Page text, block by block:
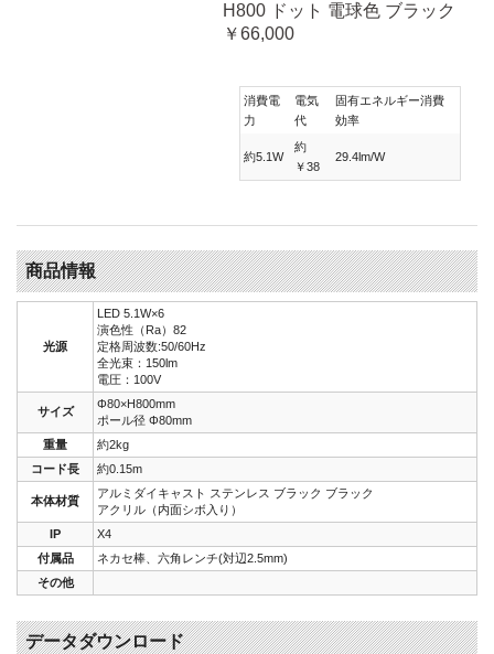
H800 ドット 電球色 ブラック
￥66,000
消費電
力
電気
代
固有エネルギー消費
効率
約5.1W
約
￥38
29.4lm/W
商品情報
光源
LED 5.1W×6
演色性（Ra）82
定格周波数:50/60Hz
全光束：150lm
電圧：100V
サイズ
Φ80×H800mm
ポール径 Φ80mm
重量
約2kg
コード長
約0.15m
本体材質
アルミダイキャスト ステンレス ブラック ブラック
アクリル（内面シボ入り）
IP
X4
付属品
ネカセ棒、六角レンチ(対辺2.5mm)
その他
データダウンロード